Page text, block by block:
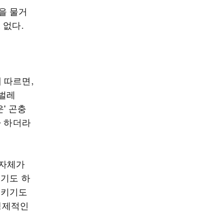
물거
없다.
따르면,
레
' 곤충
하더라
체가
도 하
기도
적인